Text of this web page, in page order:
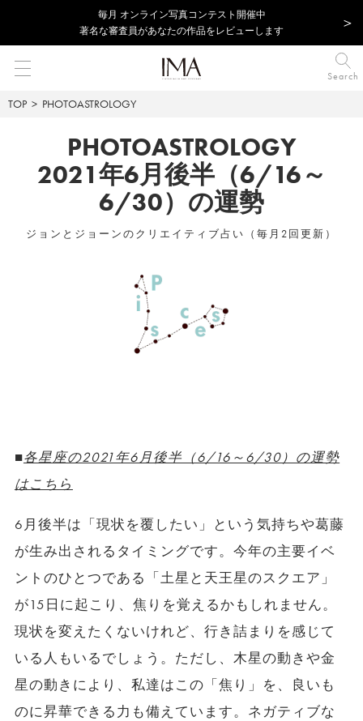
毎⽉ オンライン写真コンテスト開催中
著名な審査員があなたの作品をレビューします
Search
TOP PHOTOASTROLOGY
PHOTOASTROLOGY
2021年6月後半（6/16～
6/30）の運勢
ジョンとジョーンのクリエイティブ占い（毎月2回更新）
■各星座の2021年6月後半（6/16～6/30）の運勢
はこちら
6月後半は「現状を覆したい」という気持ちや葛藤
が生み出されるタイミングです。今年の主要イベ
ントのひとつである「土星と天王星のスクエア」
が15日に起こり、焦りを覚えるかもしれません。
現状を変えたくないけれど、行き詰まりを感じて
いる人もいるでしょう。ただし、木星の動きや金
星の動きにより、私達はこの「焦り」を、良いも
のに昇華できる力も備えています。ネガティブな